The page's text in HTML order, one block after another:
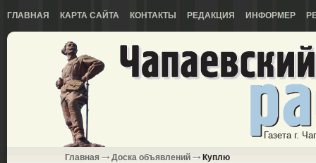
ГЛАВНАЯ КАРТА САЙТА КОНТАКТЫ РЕДАКЦИЯ ИНФОРМЕР
Газета г.
Главная Доска объявлений Куплю